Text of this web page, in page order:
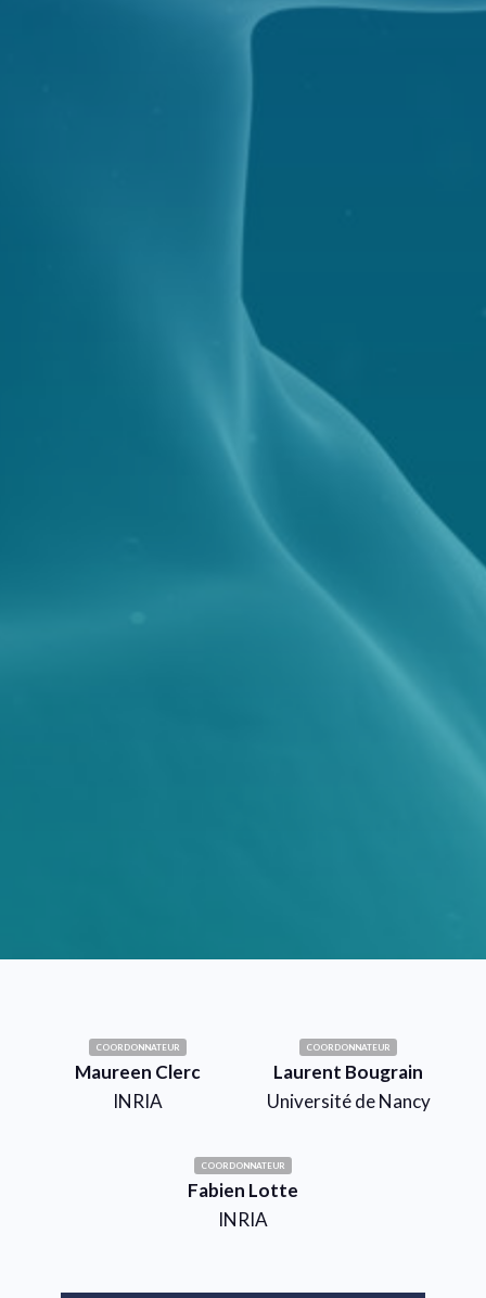
COORDONNATEUR
Maureen Clerc
INRIA
COORDONNATEUR
Laurent Bougrain
Université de Nancy
COORDONNATEUR
Fabien Lotte
INRIA